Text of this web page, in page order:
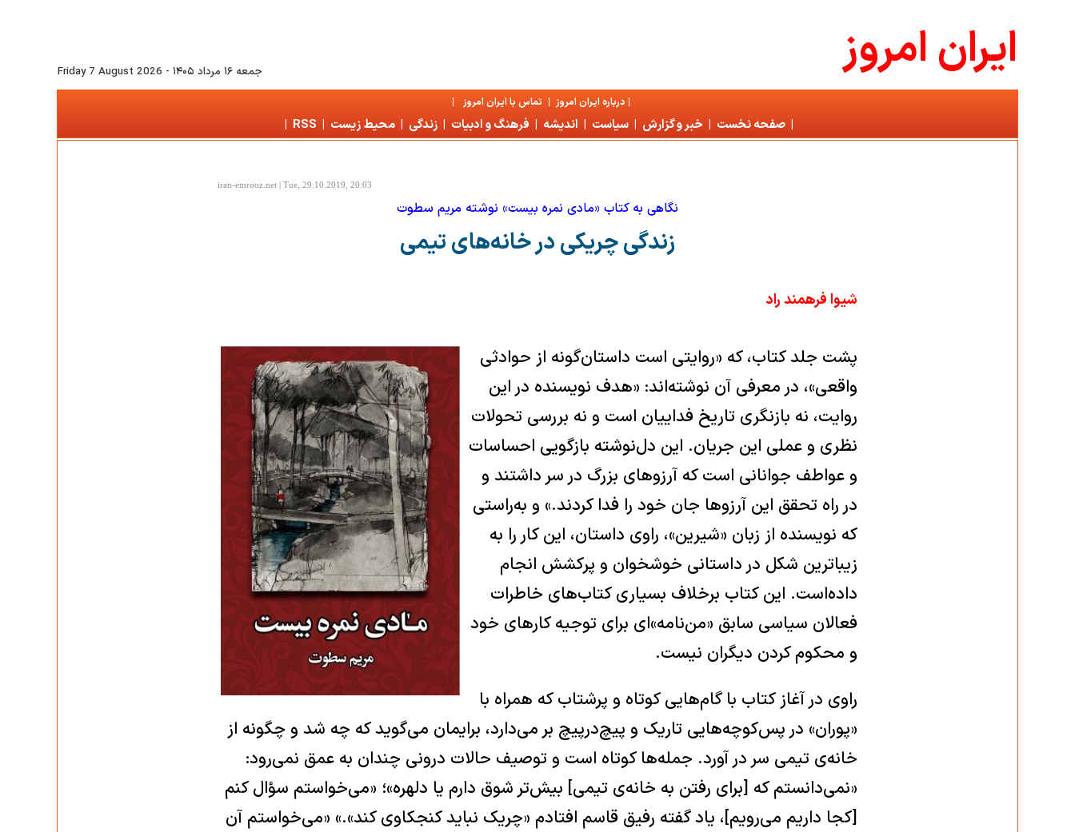
جمعه ۱۶ مرداد ۱۴۰۵ -
Friday 7 August 2026 ايران امروز
|درباره ايران امروز | تماس با ايران امروز |
| صفحه نخست | خبر و گزارش | سياست | انديشه | فرهنگ و ادبيات | زندگی | محیط زیست |
RSS
|
iran-emrooz.net | Tue, 29.10.2019, 20:03
نگاهی به کتاب «مادی نمره بیست» نوشته‌ مریم سطوت
زندگی چریکی در خانه‌های تیمی
شیوا فرهمند راد
پشت جلد کتاب، که «روایتی است داستان‌گونه از حوادثی
واقعی»، در معرفی آن نوشته‌اند: «هدف نویسنده‌ در این
روایت، نه بازنگری تاریخ فداییان است و نه بررسی تحولات
نظری و عملی این جریان. این دل‌نوشته بازگویی احساسات
و عواطف جوانانی است که آرزوهای بزرگ در سر داشتند و
در راه تحقق این آرزوها جان خود را فدا کردند.» و به‌راستی
که نویسنده از زبان «شیرین»، راوی داستان، این کار را به
زیباترین شکل در داستانی خوشخوان و پرکشش انجام
داده‌است. این کتاب برخلاف بسیاری کتاب‌های خاطرات
فعالان سیاسی سابق «من‌نامه»ای برای توجیه کارهای خود
و محکوم کردن دیگران نیست.
راوی در آغاز کتاب با گام‌هایی کوتاه و پرشتاب که همراه با
«پوران» در پس‌کوچه‌هایی تاریک و پیچ‌درپیچ بر می‌دارد، برایمان می‌گوید که چه شد و چگونه از
خانه‌ی تیمی سر در آورد. جمله‌ها کوتاه است و توصیف حالات درونی چندان به عمق نمی‌رود:
«نمی‌دانستم که [برای رفتن به خانه‌ی تیمی] بیش‌تر شوق دارم یا دلهره»؛ «می‌خواستم سؤال کنم
[کجا داریم می‌رویم]، یاد گفته رفیق قاسم افتادم «چریک نباید کنجکاوی کند».» «می‌خواستم آن